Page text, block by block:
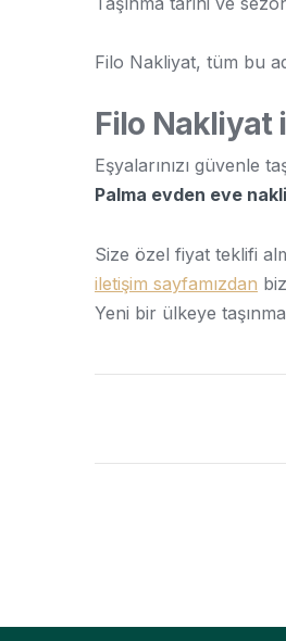
Filo Nakliyat, tüm bu
Filo Nakliyat
Eşyalarınızı güvenle
Palma evden eve
Size özel fiyat teklifi
iletişim sayfamızdan
Yeni bir ülkeye